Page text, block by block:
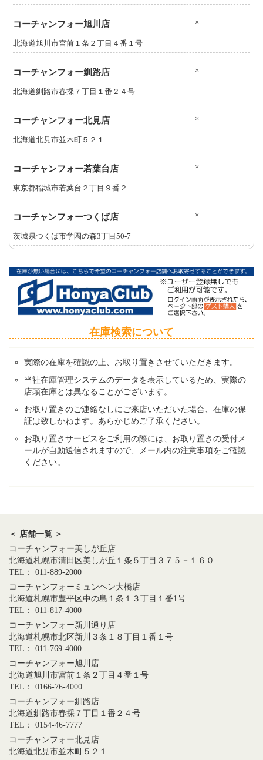
コーチャンフォー旭川店 ×
北海道旭川市宮前１条２丁目４番１号
コーチャンフォー釧路店 ×
北海道釧路市春採７丁目１番２４号
コーチャンフォー北見店 ×
北海道北見市並木町５２１
コーチャンフォー若葉台店 ×
東京都稲城市若葉台２丁目９番２
コーチャンフォーつくば店 ×
茨城県つくば市学園の森3丁目50-7
在庫検索について
実際の在庫を確認の上、お取り置きさせていただきます。
当社在庫管理システムのデータを表示しているため、実際の
店頭在庫とは異なることがございます。
お取り置きのご連絡なしにご来店いただいた場合、在庫の保
証は致しかねます。あらかじめご了承ください。
お取り置きサービスをご利用の際には、お取り置きの受付メ
ールが自動送信されますので、メール内の注意事項をご確認
ください。
＜ 店舗一覧 ＞
コーチャンフォー美しが丘店
北海道札幌市清田区美しが丘１条５丁目３７５－１６０
TEL： 011-889-2000
コーチャンフォーミュンヘン大橋店
北海道札幌市豊平区中の島１条１３丁目１番1号
TEL： 011-817-4000
コーチャンフォー新川通り店
北海道札幌市北区新川３条１８丁目１番１号
TEL： 011-769-4000
コーチャンフォー旭川店
北海道旭川市宮前１条２丁目４番１号
TEL： 0166-76-4000
コーチャンフォー釧路店
北海道釧路市春採７丁目１番２４号
TEL： 0154-46-7777
コーチャンフォー北見店
北海道北見市並木町５２１